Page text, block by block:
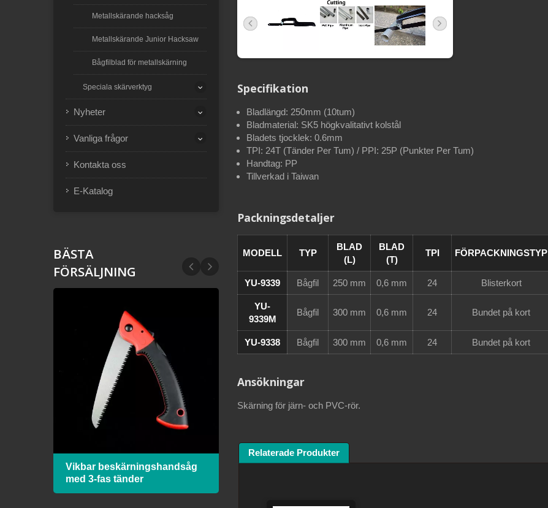
Metallskärande hacksåg
Metallskärande Junior Hacksaw
Bågfilblad för metallskärning
Speciala skärverktyg
Nyheter
Vanliga frågor
Kontakta oss
E-Katalog
BÄSTA
FÖRSÄLJNING
Vikbar beskärningshandsåg
med 3-fas tänder
Bågsågsram med HSS
Specifikation
Bladlängd: 250mm (10tum)
Bladmaterial: SK5 högkvalitativt kolstål
Bladets tjocklek: 0.6mm
TPI: 24T (Tänder Per Tum) / PPI: 25P (Punkter Per Tum)
Handtag: PP
Tillverkad i Taiwan
Packningsdetaljer
MODELL TYP
BLAD
(L)
BLAD
(T)
TPI FÖRPACKNINGSTYP
YU-9339 Bågfil 250 mm 0,6 mm 24 Blisterkort
YU-
9339M
Bågfil 300 mm 0,6 mm 24 Bundet på kort
YU-9338 Bågfil 300 mm 0,6 mm 24 Bundet på kort
Ansökningar
Skärning för järn- och PVC-rör.
Relaterade Produkter